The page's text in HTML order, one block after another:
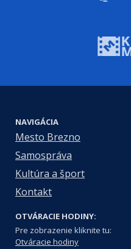
NAVIGÁCIA
Mesto Brezno
Samospráva
Kultúra a šport
Kontakt
OTVÁRACIE HODINY:
Pre zobrazenie kliknite tu:
Otváracie hodiny